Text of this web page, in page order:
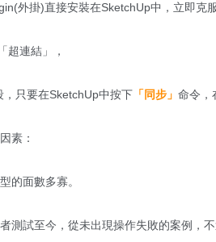
外掛)直接安裝在SketchUp中，立即克
超連結」，
只要在SketchUp中按下 「同步」 命令，
素：
的面數多寡。
測試至今，從未出現操作失敗的案例，